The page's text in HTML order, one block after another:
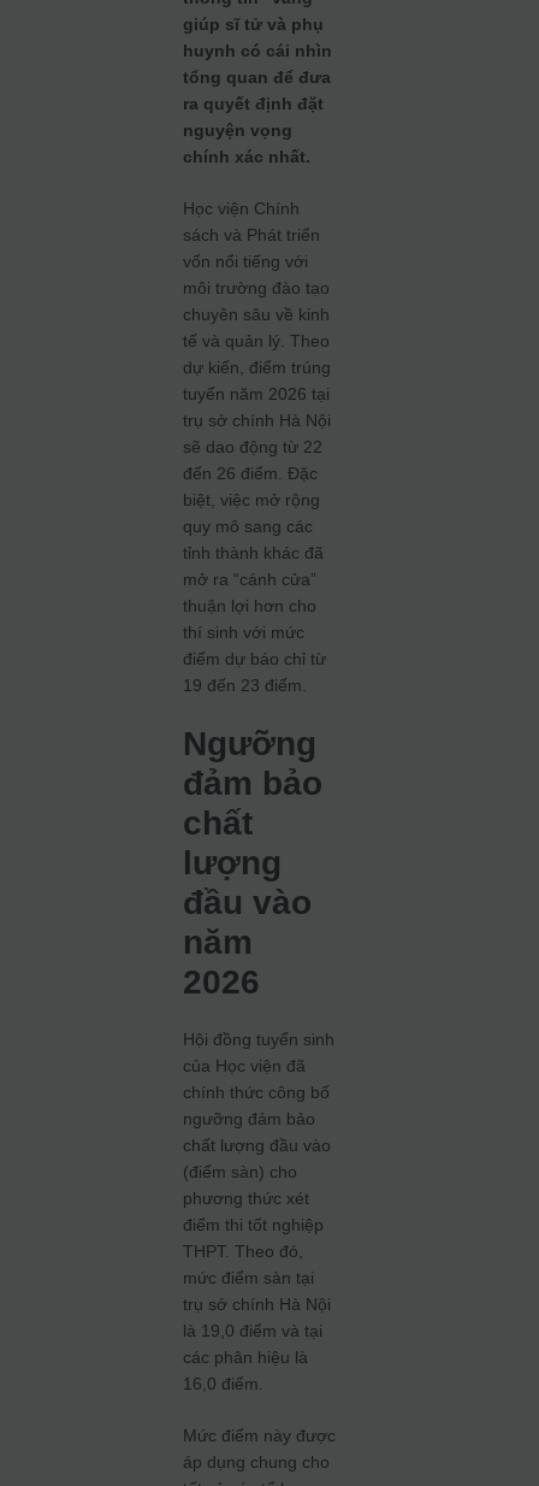
giúp sĩ tử và phụ
huynh có cái nhìn
tổng quan để đưa
ra quyết định đặt
nguyện vọng
chính xác nhất.
Học viện Chính
sách và Phát triển
vốn nổi tiếng với
môi trường đào tạo
chuyên sâu về kinh
tế và quản lý. Theo
dự kiến, điểm trúng
tuyển năm 2026 tại
trụ sở chính Hà Nội
sẽ dao động từ 22
đến 26 điểm. Đặc
biệt, việc mở rộng
quy mô sang các
tỉnh thành khác đã
mở ra “cánh cửa”
thuận lợi hơn cho
thí sinh với mức
điểm dự báo chỉ từ
19 đến 23 điểm.
Ngưỡng
đảm bảo
chất
lượng
đầu vào
năm
2026
Hội đồng tuyển sinh
của Học viện đã
chính thức công bố
ngưỡng đảm bảo
chất lượng đầu vào
(điểm sàn) cho
phương thức xét
điểm thi tốt nghiệp
THPT. Theo đó,
mức điểm sàn tại
trụ sở chính Hà Nội
là 19,0 điểm và tại
các phân hiệu là
16,0 điểm.
Mức điểm này được
áp dụng chung cho